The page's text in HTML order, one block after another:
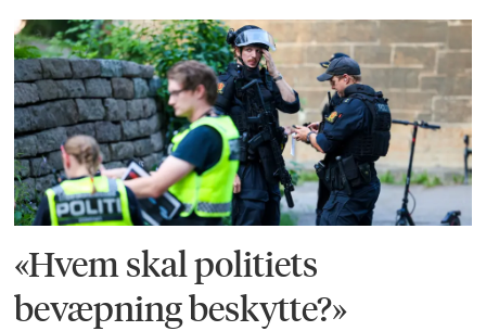
«Hvem skal politiets
bevæpning beskytte?»